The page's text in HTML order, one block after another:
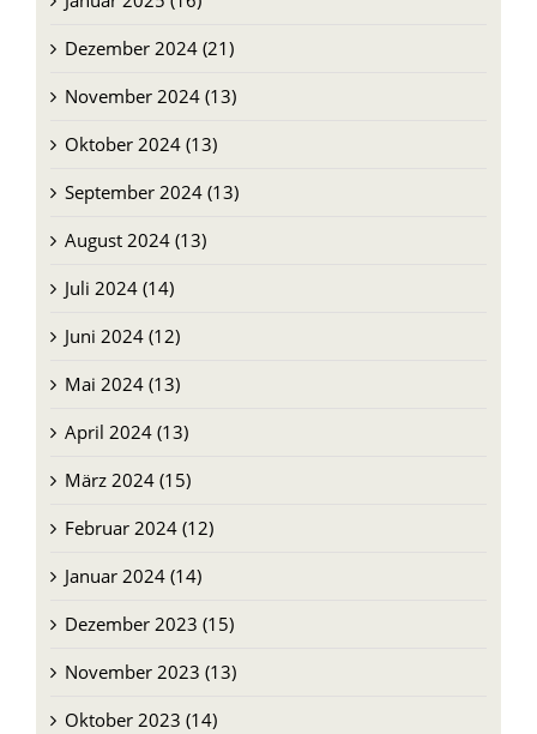
Dezember 2024 (21)
November 2024 (13)
Oktober 2024 (13)
September 2024 (13)
August 2024 (13)
Juli 2024 (14)
Juni 2024 (12)
Mai 2024 (13)
April 2024 (13)
März 2024 (15)
Februar 2024 (12)
Januar 2024 (14)
Dezember 2023 (15)
November 2023 (13)
Oktober 2023 (14)